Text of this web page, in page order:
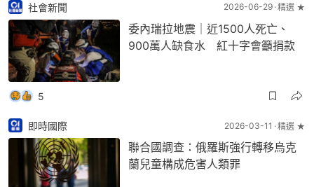
社會新聞 2026-06-29 精選 ★
委內瑞拉地震｜近1500人死亡、
900萬人缺食水 紅十字會籲捐款
5
即時國際 2026-03-11 精選 ★
聯合國調查：俄羅斯強行轉移烏克
蘭兒童構成危害人類罪